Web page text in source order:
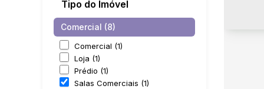
Tipo do Imóvel
Comercial (8)
Comercial (1)
Loja (1)
Prédio (1)
Salas Comerciais (1)